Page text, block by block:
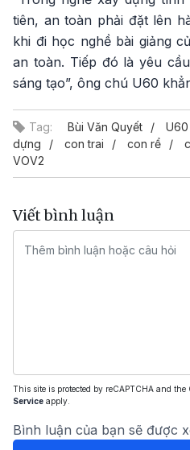
tiên, an toàn phải đặt lên
khi đi học nghề bài giảng
an toàn. Tiếp đó là yêu
sáng tạo”, ông chú U60
Tag: Bùi Văn Quyết U60
dựng
con trai con rể
VOV2
Viết bình luận
This site is protected by reCAPTCHA and the
Service apply.
Bình luận của bạn sẽ được